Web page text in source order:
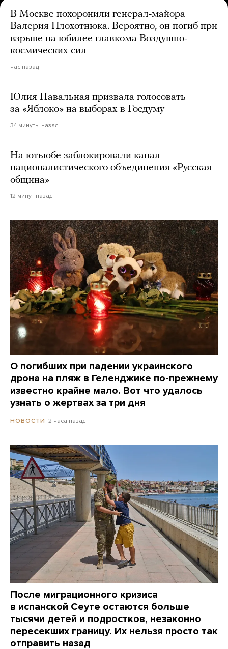
В Москве похоронили генерал-майора
Валерия Плохотнюка. Вероятно, он погиб при
взрыве на юбилее главкома Воздушно-
космических сил
час назад
Юлия Навальная призвала голосовать
за «Яблоко» на выборах в Госдуму
34 минуты назад
На ютьюбе заблокировали канал
националистического объединения «Русская
община»
12 минут назад
О погибших при падении украинского
дрона на пляж в Геленджике по-прежнему
известно крайне мало. Вот что удалось
узнать о жертвах за три дня
НОВОСТИ 2 часа назад
После миграционного кризиса
в испанской Сеуте остаются больше
тысячи детей и подростков, незаконно
пересекших границу. Их нельзя просто так
отправить назад